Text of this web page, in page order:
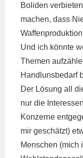
Boliden
machen, dass
Und ich könnte
Themen
Handlunsbedarf
Der Lösung all
nur die
Konzerne
mir geschätzt)
Menschen (mich